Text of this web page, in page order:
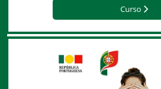
Curso